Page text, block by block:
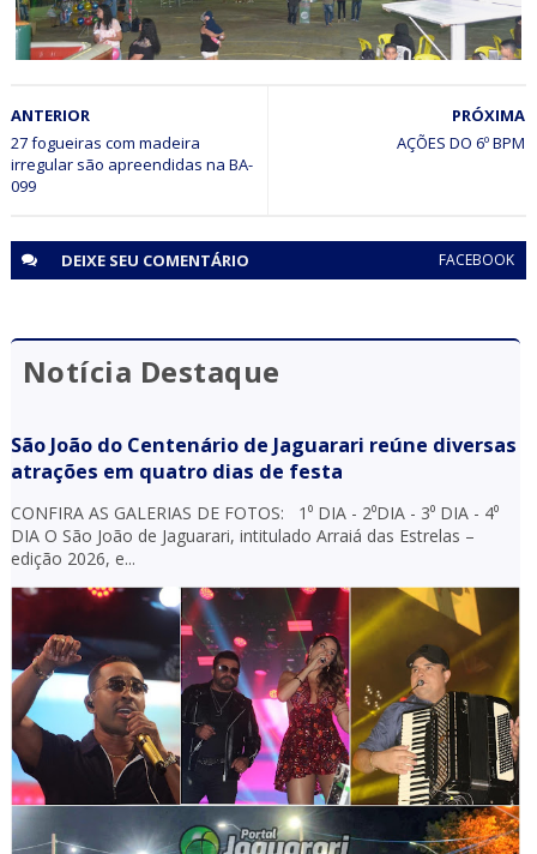
Prefeitura de Jaguarari realizou durante o final de
semana o São João 2018
PRÓXIMA
AÇÕES DO 6º BPM
ANTERIOR
27 fogueiras com madeira
irregular são apreendidas na BA-
099
DEIXE SEU COMENTÁRIO FACEBOOK
Notícia Destaque
São João do Centenário de Jaguarari reúne diversas
atrações em quatro dias de festa
CONFIRA AS GALERIAS DE FOTOS: 1⁰ DIA - 2⁰DIA - 3⁰ DIA - 4⁰
DIA O São João de Jaguarari, intitulado Arraiá das Estrelas –
edição 2026, e...